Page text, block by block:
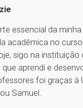
essencial da
acadêmica no
sigo na instituição
aprendi e
foi graças à
Samuel.
1